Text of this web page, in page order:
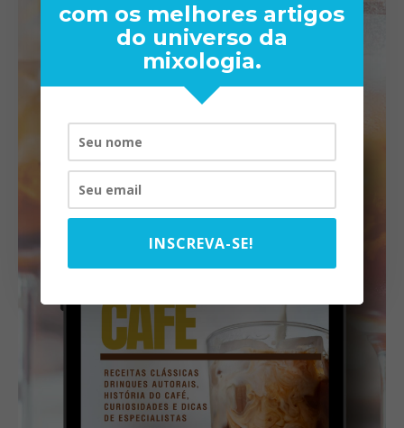
com os melhores artigos
do universo da
mixologia.
INSCREVA-SE!